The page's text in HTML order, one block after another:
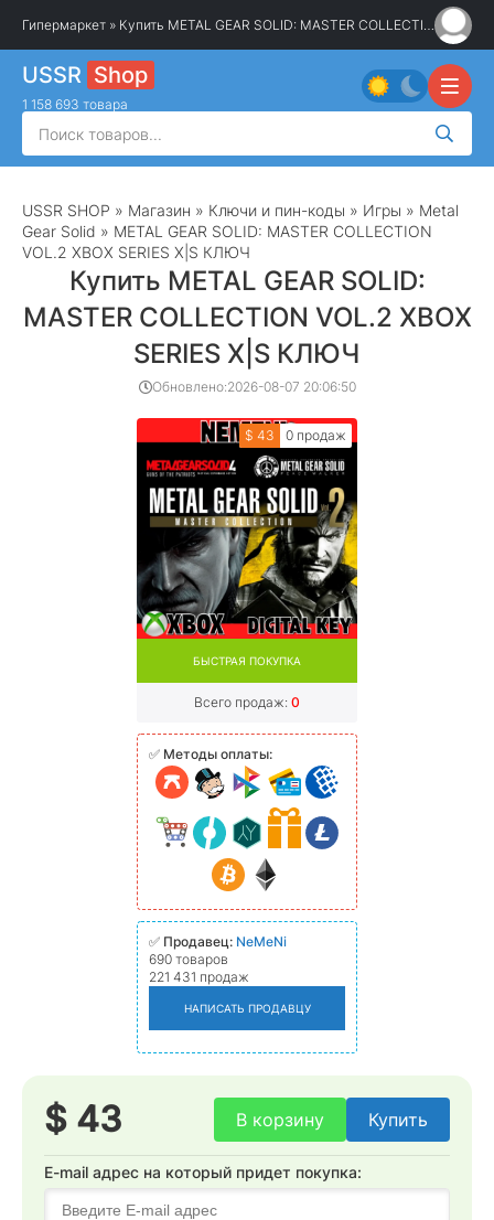
Гипермаркет » Купить METAL GEAR SOLID: MASTER COLLECTION VOL.2 XBOX SERIES X|S КЛЮЧ
USSR Shop
1 158 693 товара
USSR SHOP » Магазин » Ключи и пин-коды » Игры » Metal
Gear Solid » METAL GEAR SOLID: MASTER COLLECTION
VOL.2 XBOX SERIES X|S КЛЮЧ
Купить METAL GEAR SOLID:
MASTER COLLECTION VOL.2 XBOX
SERIES X|S КЛЮЧ
Обновлено:2026-08-07 20:06:50
$ 43 0 продаж
БЫСТРАЯ ПОКУПКА
Всего продаж: 0
✅ Методы оплаты:
✅ Продавец: NeMeNi
690 товаров
221 431 продаж
НАПИСАТЬ ПРОДАВЦУ
$ 43 В корзину Купить
E-mail адрес на который придет покупка: